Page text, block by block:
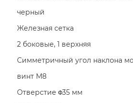
черный
Железная сетка
2 боковые, 1 верхняя
Симметричный угол наклона
винт M8
Отверстие Φ35 мм